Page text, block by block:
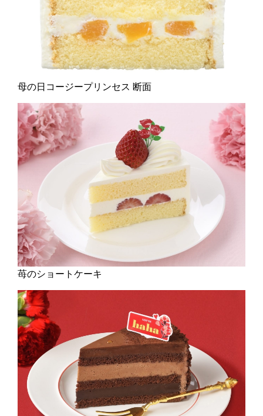
母の日コージープリンセス 断面
苺のショートケーキ